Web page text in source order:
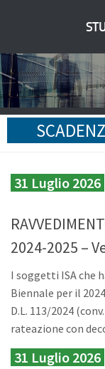
31 Luglio 2026
2024-2025 –
I soggetti ISA che
Biennale per il
D.L. 113/2024
rateazione con
31 Luglio 2026